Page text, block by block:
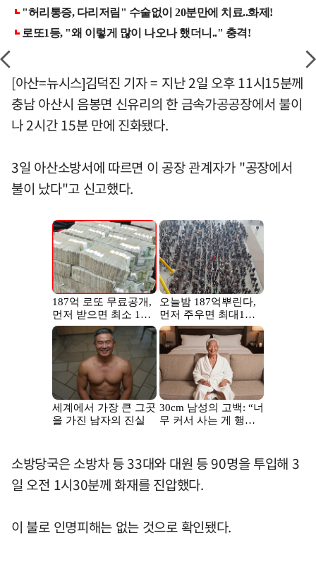
[아산=뉴시스]김덕진 기자 = 지난 2일 오후 11시15분께
충남 아산시 음봉면 신유리의 한 금속가공공장에서 불이
나 2시간 15분 만에 진화됐다.
3일 아산소방서에 따르면 이 공장 관계자가 "공장에서
불이 났다"고 신고했다.
소방당국은 소방차 등 33대와 대원 등 90명을 투입해 3
일 오전 1시30분께 화재를 진압했다.
이 불로 인명피해는 없는 것으로 확인됐다.